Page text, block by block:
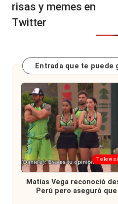
risas y memes en
Twitter
Entrada que te puede
Publicada
en
Matías Vega reconoció
Perú pero aseguró